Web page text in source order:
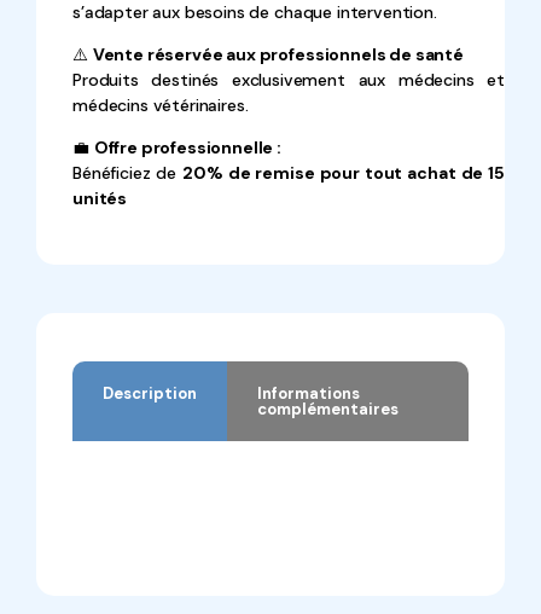
s’adapter aux besoins de chaque intervention.
⚠️ Vente réservée aux professionnels de santé
Produits destinés exclusivement aux médecins et
médecins vétérinaires.
💼 Offre professionnelle :
Bénéficiez de 20% de remise pour tout achat de 15
unités
Description Informations
complémentaires